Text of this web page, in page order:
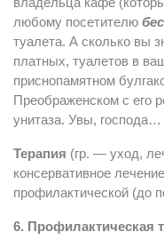
любому посетителю
туалета. А сколько вы
платных, туалетов в
приснопамятном
Преображенском с его
унитаза. Увы, господа…
Терапия (гр. — уход,
консервативное
профилактической (до
6. Профилактическая